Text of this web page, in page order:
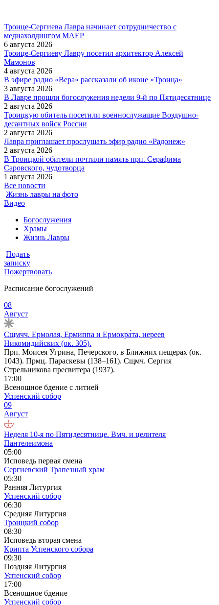
Троице-Сергиева Лавра начинает сотрудничество с
медиахолдингом МАЕР
6 августа 2026
Троице-Сергиеву Лавру посетил архитектор Алексей
Мамонов
4 августа 2026
В эфире радио «Вера» рассказали об иконе «Троица»
3 августа 2026
В Лавре прошли богослужения недели 9-й по Пятидесятнице
2 августа 2026
Троицкую обитель посетили военнослужащие Воздушно-
десантных войск России
2 августа 2026
Лавра приглашает прослушать эфир радио «Радонеж»
2 августа 2026
В Троицкой обители почтили память прп. Серафима
Саровского, чудотворца
1 августа 2026
Все новости
Жизнь лавры на фото
Видео
Богослужения
Храмы
Жизнь Лавры
Подать
записку
Пожертвовать
Расписание богослужений
08
Август
Сщмчч. Ермолая, Ермиппа и Ермокра́та, иереев
Никомидийских (ок. 305).
Прп. Моисея У́грина, Печерского, в Ближних пещерах (ок.
1043). Прмц. Параскевы (138–161). Сщмч. Сергия
Стрельникова пресвитера (1937).
17:00
Всенощное бдение с литией
Успенский собор
09
Август
Неделя 10-я по Пятидесятнице. Вмч. и целителя
Пантелеимона
05:00
Исповедь первая смена
Сергиевский Трапезный храм
05:30
Ранняя Литургия
Успенский собор
06:30
Средняя Литургия
Троицкий собор
08:30
Исповедь вторая смена
Крипта Успенского собора
09:30
Поздняя Литургия
Успенский собор
17:00
Всенощное бдение
Успенский собор